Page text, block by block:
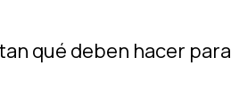
qué deben hacer para